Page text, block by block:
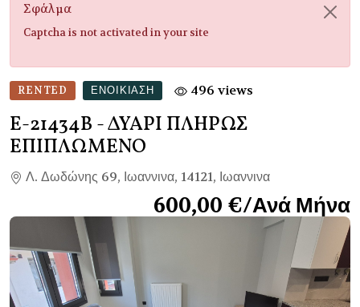
Σφάλμα
Captcha is not activated in your site
RENTED ΕΝΟΙΚΊΑΣΗ 496 views
Ε-21434Β - ΔΥΑΡΙ ΠΛΗΡΩΣ
ΕΠΙΠΛΩΜΕΝΟ
Λ. Δωδώνης 69, Ιωαννινα, 14121, Ιωαννινα
600,00 €/Ανά Μήνα